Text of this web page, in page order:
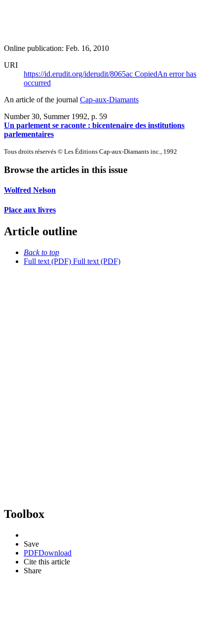
Online publication: Feb. 16, 2010
URI
https://id.erudit.org/iderudit/8065ac CopiedAn error has
occurred
An article of the journal Cap-aux-Diamants
Number 30, Summer 1992, p. 59
Un parlement se raconte : bicentenaire des institutions
parlementaires
Tous droits réservés © Les Éditions Cap-aux-Diamants inc., 1992
Browse the articles in this issue
Wolfred Nelson
Place aux livres
Article outline
Back to top
Full text (PDF) Full text (PDF)
Toolbox
Save
PDFDownload
Cite this article
Share